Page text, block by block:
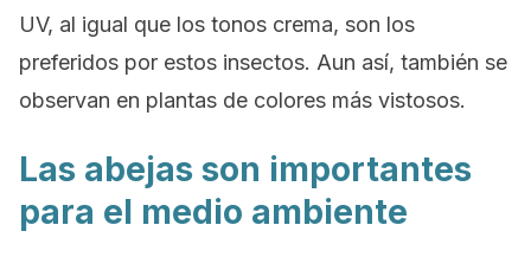
UV, al igual que los tonos crema, son los
preferidos por estos insectos. Aun así, también se
observan en plantas de colores más vistosos.
Las abejas son importantes
para el medio ambiente